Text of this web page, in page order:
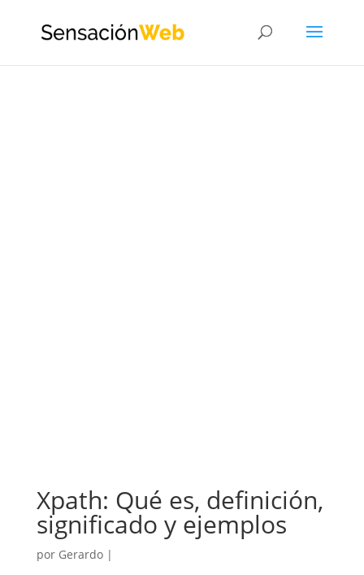
Xpath: Qué es, definición,
significado y ejemplos
por Gerardo|